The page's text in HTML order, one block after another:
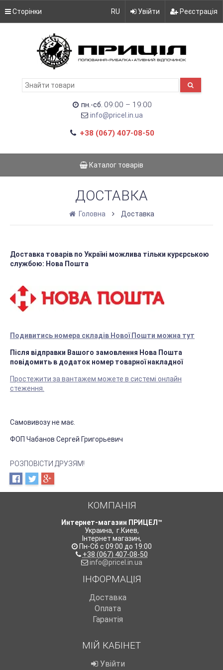
Сторінки RU Увійти Реєстрація
пн.-сб. 09:00 – 19:00
info@pricel.in.ua
+38 (067) 407-08-50
Каталог товарів
ДОСТАВКА
Головна Доставка
Доставка товарів по Україні можлива тільки курєрською
службою: Нова Пошта
Подивитись номера складів Нової Пошти можна тут
Після відправки Вашого замовлення Нова Пошта
повідомить в додаток номер товарної накладної
Простежити за вантажем можете в системі онлайн
стеження.
Самовивозу не має.
ФОП Чабанов Сергей Григорьевич
РОЗПОВІСТИ ДРУЗЯМ!
КОМПАНІЯ
Интернет-магазин ПРИЦЕЛ™
Украина, г.Киев,
Інтернет магазин,
Пн-Сб с 09:00 до 19:00
+38 (067) 407-08-50
info@pricel.in.ua
ІНФОРМАЦІЯ
Доставка
Оплата
Гарантія
МІЙ КАБІНЕТ
Увійти